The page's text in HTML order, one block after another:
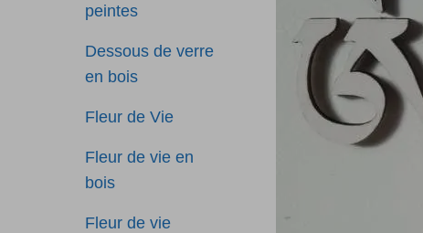
peintes
Dessous de verre
en bois
Fleur de Vie
Fleur de vie en
bois
Fleur de vie